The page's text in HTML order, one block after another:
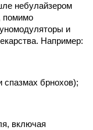
небулайзером
помимо
и
Например:
спазмах брнохов);
включая